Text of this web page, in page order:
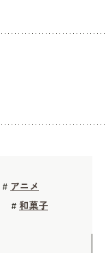
# アニメ
# 和菓子